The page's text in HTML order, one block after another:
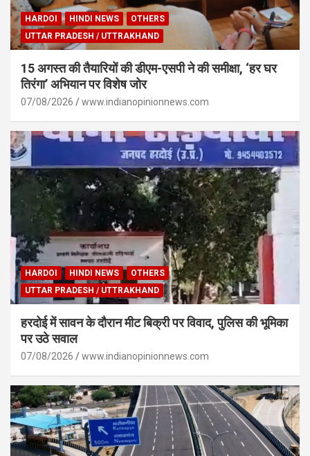
HARDOI HINDI NEWS
OTHERS
UTTAR PRADESH / UTTRAKHAND
15 अगस्त की तैयारियों की डीएम-एसपी ने की समीक्षा, ‘हर घर
तिरंगा’ अभियान पर विशेष जोर
07/08/2026 www.indianopinionnews.com
HARDOI HINDI NEWS
OTHERS
UTTAR PRADESH / UTTRAKHAND
हरदोई में सावन के दौरान मीट बिक्री पर विवाद, पुलिस की भूमिका
पर उठे सवाल
07/08/2026 www.indianopinionnews.com